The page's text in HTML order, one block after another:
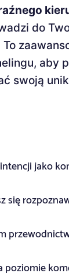
do
aby
swoją
jako
się